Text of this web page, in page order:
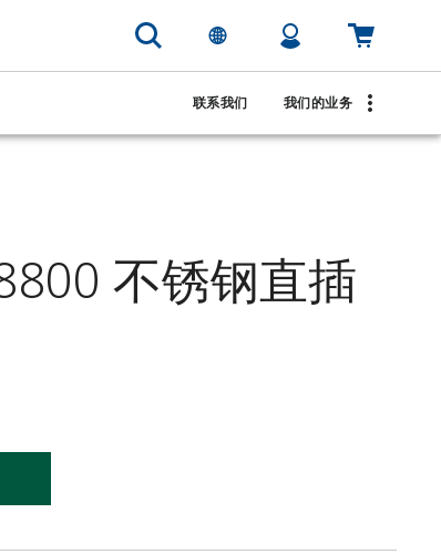
联系我们 我们的业务
不锈钢直插